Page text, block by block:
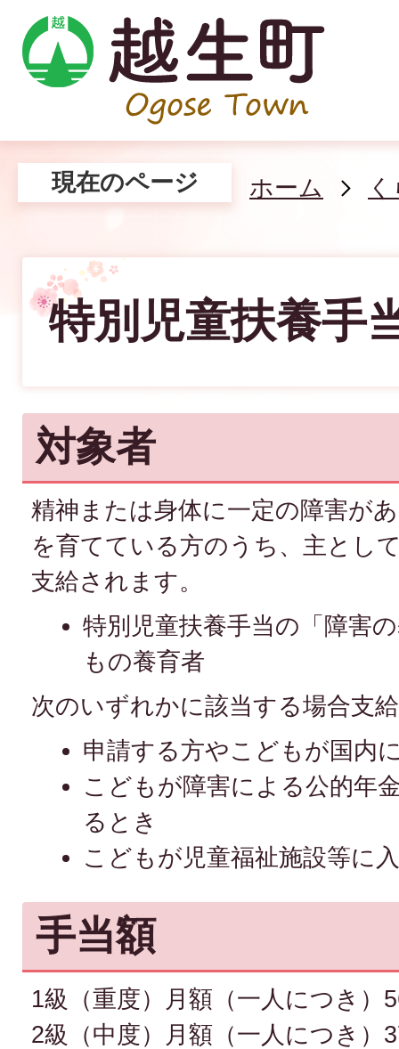
現在のページ ホーム
特別児童扶養手
対象者
精神または身体に一定の障害が
を育てている方のうち、主とし
支給されます。
特別児童扶養手当の「障害
もの養育者
次のいずれかに該当する場合支
申請する方やこどもが国内
こどもが障害による公的年
るとき
こどもが児童福祉施設等に
手当額
1級（重度）月額（一人につき）
2級（中度）月額（一人につき）